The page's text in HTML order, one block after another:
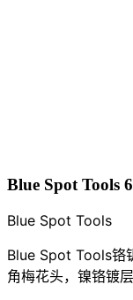
Blue Spot Tools
Blue Spot Tools
Blue Spot Tools铬
角梅花头，镍铬镀